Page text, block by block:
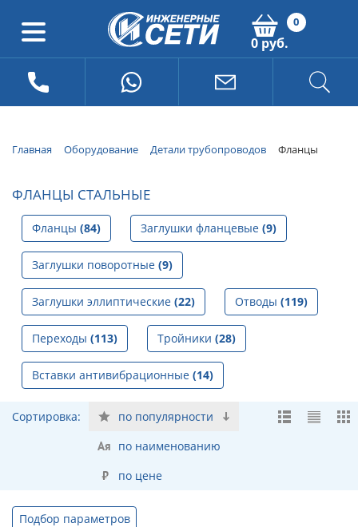
0
0 руб.
Главная Оборудование Детали трубопроводов Фланцы
ФЛАНЦЫ СТАЛЬНЫЕ
Фланцы (84) Заглушки фланцевые (9)
Заглушки поворотные (9)
Заглушки эллиптические (22) Отводы (119)
Переходы (113) Тройники (28)
Вставки антивибрационные (14)
Сортировка:
по популярности
по наименованию
по цене
Подбор параметров